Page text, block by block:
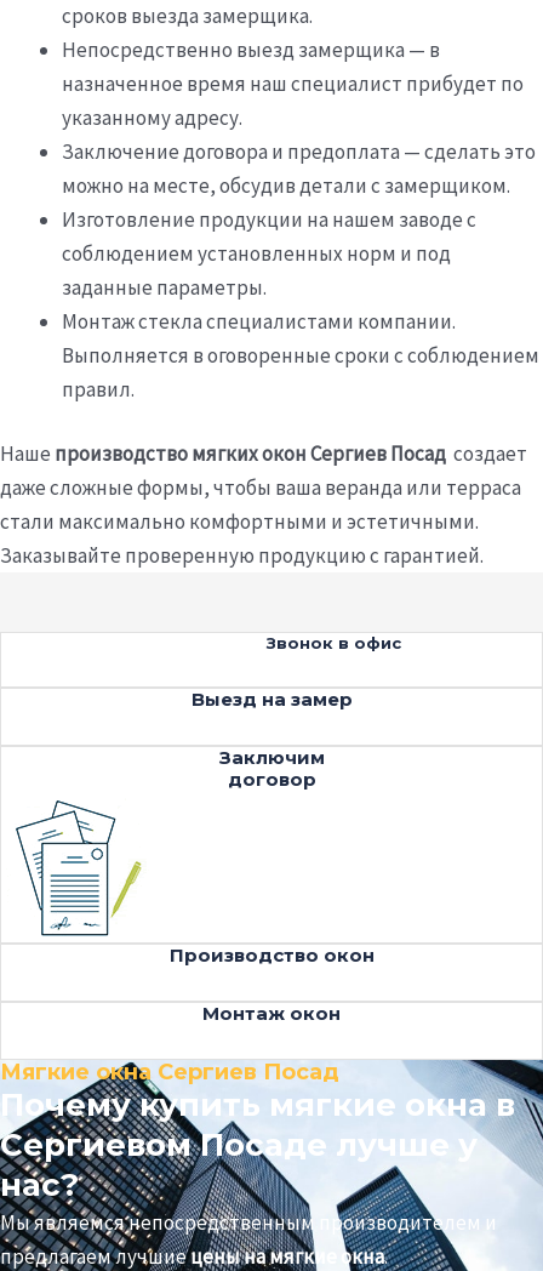
сроков выезда замерщика.
Непосредственно выезд замерщика — в
назначенное время наш специалист прибудет по
указанному адресу.
Заключение договора и предоплата — сделать это
можно на месте, обсудив детали с замерщиком.
Изготовление продукции на нашем заводе с
соблюдением установленных норм и под
заданные параметры.
Монтаж стекла специалистами компании.
Выполняется в оговоренные сроки с соблюдением
правил.
Наше производство мягких окон Сергиев Посад создает
даже сложные формы, чтобы ваша веранда или терраса
стали максимально комфортными и эстетичными.
Заказывайте проверенную продукцию с гарантией.
Звонок в офис
Выезд на замер
Заключим
договор
Производство окон
Монтаж окон
Мягкие окна Сергиев Посад
Почему купить мягкие окна в
Сергиевом Посаде лучше у
нас?
Мы являемся непосредственным производителем и
предлагаем лучшиецены на мягкие окна.